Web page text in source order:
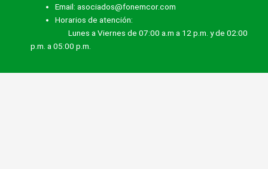
Email: asociados@fonemcor.com
Horarios de atención:
Lunes a Viernes de 07:00 a.m a 12 p.m. y de 02:00
p.m. a 05:00 p.m.